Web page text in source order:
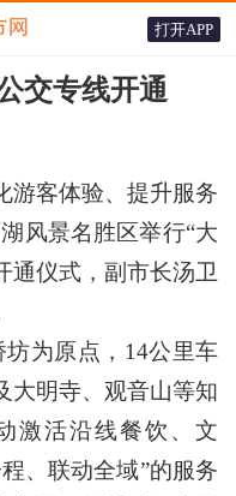
打开APP
交专线开通
游客体验、提升服务
风景名胜区举行“大
通仪式，副市长汤卫
为原点，14公里车
大明寺、观音山等知
激活沿线餐饮、文
、联动全域”的服务